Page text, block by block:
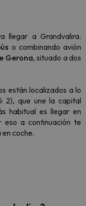
llegar a Grandvalira.
o combinando avión
Gerona, situado a dos
están localizados a lo
2), que une la capital
habitual es llegar en
eso a continuación te
coche.